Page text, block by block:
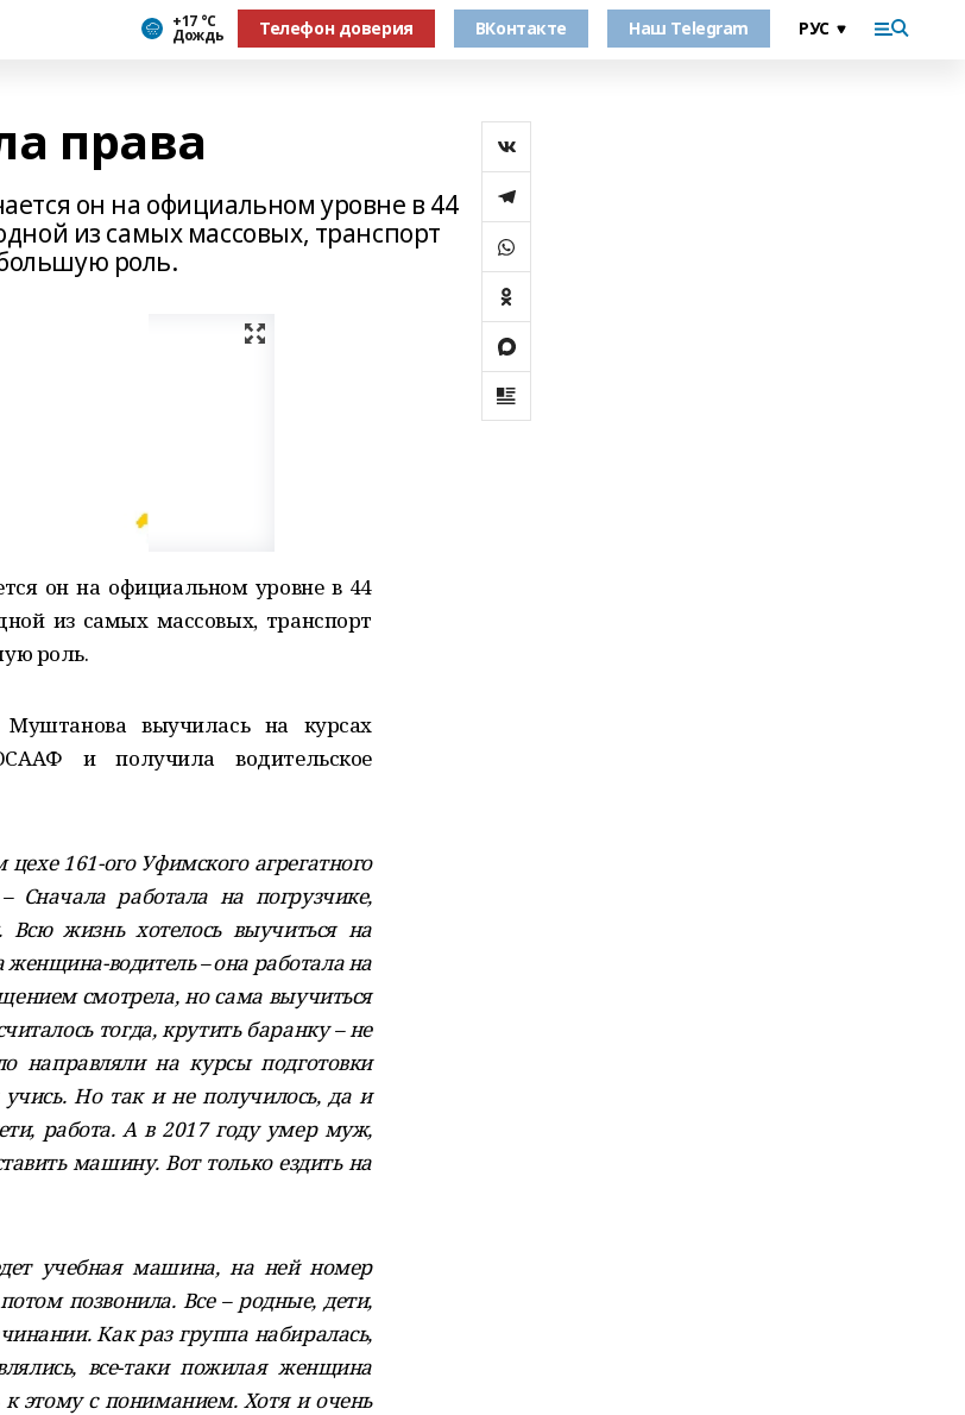
+17 °С
Дождь Телефон доверия ВКонтакте Наш Telegram
права
он на официальном уровне в 44
из самых массовых, транспорт
роль.
он на официальном уровне в 44
из самых массовых, транспорт
роль.
выучилась на курсах
и получила водительское
161-ого Уфимского агрегатного
Сначала работала на погрузчике,
жизнь хотелось выучиться на
водитель – она работала на
смотрела, но сама выучиться
тогда, крутить баранку – не
направляли на курсы подготовки
Но так и не получилось, да и
работа. А в 2017 году умер муж,
машину. Вот только ездить на
учебная машина, на ней номер
позвонила. Все – родные, дети,
Как раз группа набиралась,
все-таки пожилая женщина
этому с пониманием. Хотя и очень